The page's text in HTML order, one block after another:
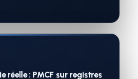
réelle : PMCF sur registres